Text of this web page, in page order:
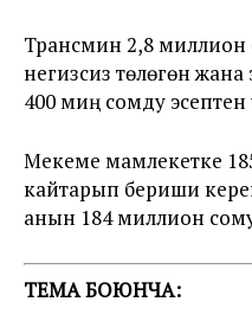
Трансмин 2,8
негизсиз төлөгөн
400 миң сомду
Мекеме мамлекетке
кайтарып бериши
анын 184 миллион
ТЕМА БОЮНЧА: